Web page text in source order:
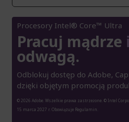
Procesory Intel® Core™ Ultra
Pracuj mądrze i
odwagą.
Odblokuj dostęp do Adobe,
dzięki objętym promocją
© 2026 Adobe. Wszelkie prawa zastrzeżone. © Intel
15 marca 2027 r. Obowiązuje Regulamin.